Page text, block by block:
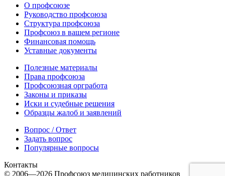
О профсоюзе
Руководство профсоюза
Структура профсоюза
Профсоюз в вашем регионе
Финансовая помощь
Уставные документы
Полезные материалы
Права профсоюза
Профсоюзная оргработа
Законы и приказы
Иски и судебные решения
Образцы жалоб и заявлений
Вопрос / Ответ
Задать вопрос
Популярные вопросы
Контакты
© 2006—2026 Профсоюз медицинских работников